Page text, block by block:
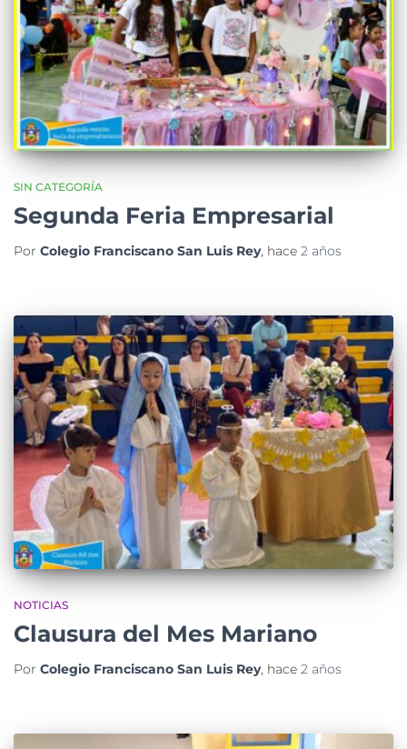
SIN CATEGORÍA
Segunda Feria Empresarial
Por Colegio Franciscano San Luis Rey, hace 2 años
NOTICIAS
Clausura del Mes Mariano
Por Colegio Franciscano San Luis Rey, hace 2 años